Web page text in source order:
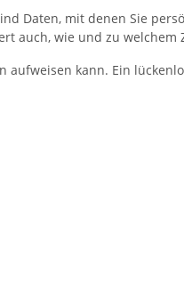
Daten, mit denen Sie
auch, wie und zu welchem
kann. Ein